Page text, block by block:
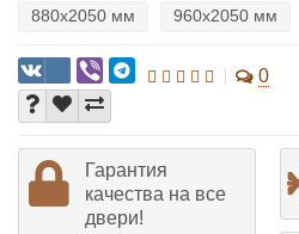
880х2050 мм 960х2050 мм
0
Гарантия
качества на все
двери!